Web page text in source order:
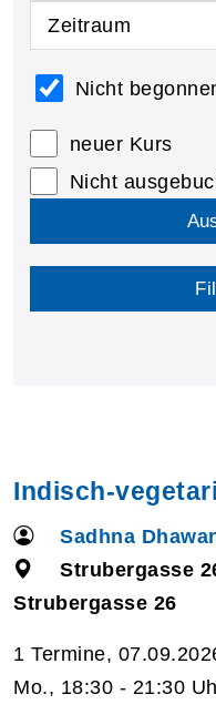
Zeitraum
Nicht
neuer Kurs
Nicht
Indisch-
Sadhna
Strubergasse
Strubergasse 26
1 Termine,
Mo., 18:30 - 21:30